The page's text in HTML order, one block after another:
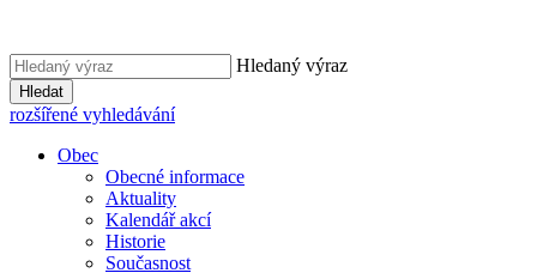
Hledaný výraz
Hledat
rozšířené vyhledávání
Obec
Obecné informace
Aktuality
Kalendář akcí
Historie
Současnost